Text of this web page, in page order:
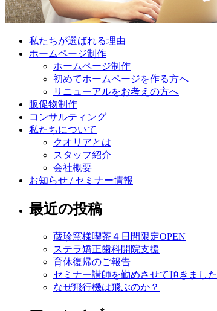
私たちが選ばれる理由
ホームページ制作
ホームページ制作
初めてホームページを作る方へ
リニューアルをお考えの方へ
販促物制作
コンサルティング
私たちについて
クオリアとは
スタッフ紹介
会社概要
お知らせ / セミナー情報
最近の投稿
蔵珍窯様喫茶４日間限定OPEN
ステラ矯正歯科開院支援
育休復帰のご報告
セミナー講師を勤めさせて頂きました
なぜ飛行機は飛ぶのか？